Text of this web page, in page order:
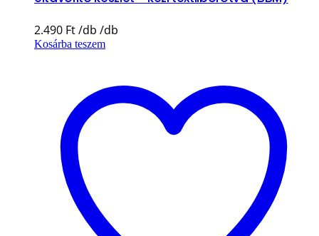
2.490 Ft
Kosárba teszem